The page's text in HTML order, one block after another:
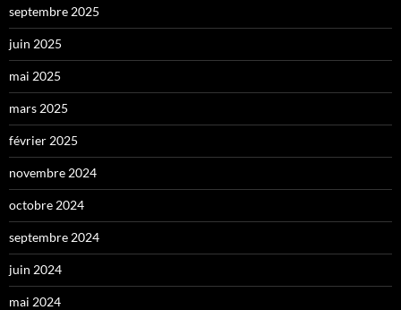
septembre 2025
juin 2025
mai 2025
mars 2025
février 2025
novembre 2024
octobre 2024
septembre 2024
juin 2024
mai 2024